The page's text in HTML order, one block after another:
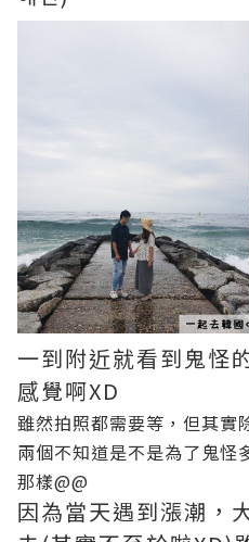
一到附近就看到鬼怪
感覺啊XD
雖然拍照都需要等，但其實
兩個不知道是不是為了鬼怪
那樣@@
因為當天遇到漲潮，